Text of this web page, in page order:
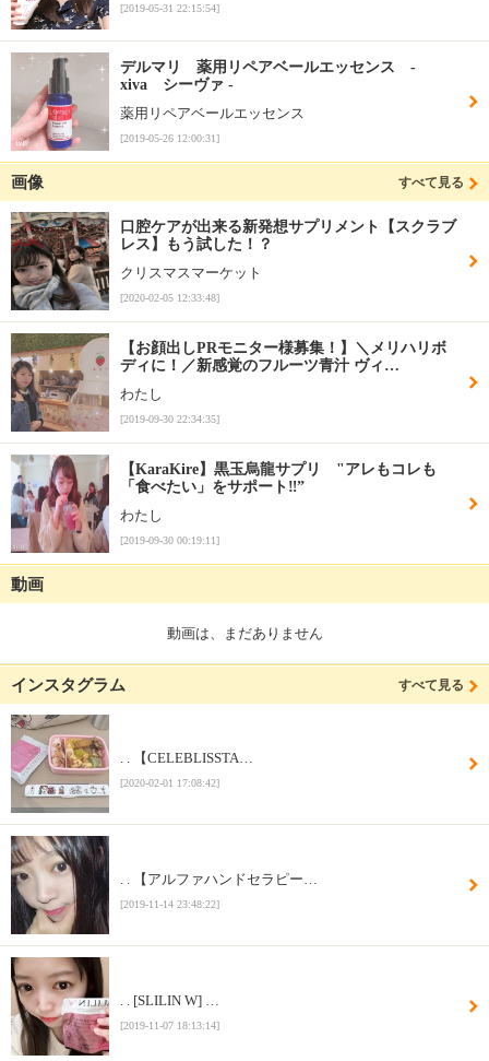
[2019-05-31 22:15:54]
デルマリ 薬用リペアベールエッセンス -
xiva シーヴァ -
薬用リペアベールエッセンス
[2019-05-26 12:00:31]
画像 すべて見る
口腔ケアが出来る新発想サプリメント【スクラブ
レス】もう試した！？
クリスマスマーケット
[2020-02-05 12:33:48]
【お顔出しPRモニター様募集！】＼メリハリボ
ディに！／新感覚のフルーツ青汁 ヴィ…
わたし
[2019-09-30 22:34:35]
【KaraKire】黒玉烏龍サプリ "アレもコレも
「食べたい」をサポート‼”
わたし
[2019-09-30 00:19:11]
動画
動画は、まだありません
インスタグラム すべて見る
. . 【CELEBLISSTA…
[2020-02-01 17:08:42]
. . 【アルファハンドセラピー…
[2019-11-14 23:48:22]
. . [SLILIN W] …
[2019-11-07 18:13:14]